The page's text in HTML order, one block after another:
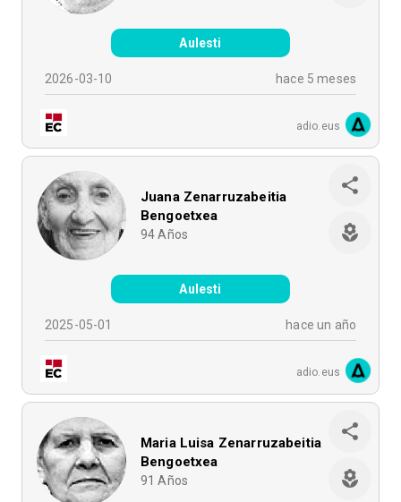
Aulesti
2026-03-10 hace 5 meses
adio.eus
Juana Zenarruzabeitia
Bengoetxea
94 Años
Aulesti
2025-05-01 hace un año
adio.eus
Maria Luisa Zenarruzabeitia
Bengoetxea
91 Años